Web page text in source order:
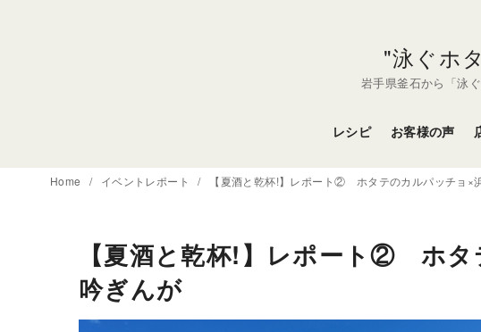
"泳ぐホ
岩手県釜石から「泳
レシピ お客様の声
Home イベントレポート 【夏酒と乾杯!】レポート② ホタテのカルパッチョ×
【夏酒と乾杯!】レポート② ホタ
吟ぎんが